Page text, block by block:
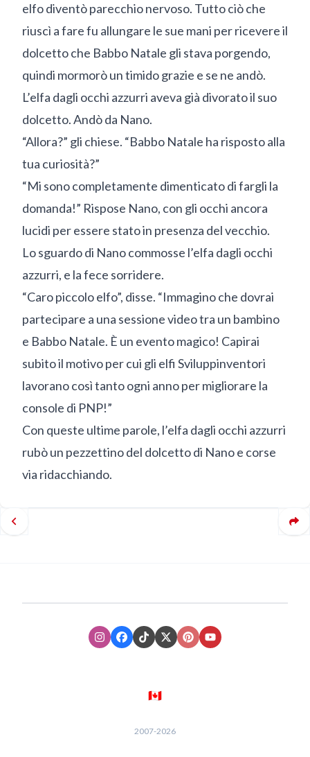
elfo diventò parecchio nervoso. Tutto ciò che
riuscì a fare fu allungare le sue mani per ricevere il
dolcetto che Babbo Natale gli stava porgendo,
quindi mormorò un timido grazie e se ne andò.
L’elfa dagli occhi azzurri aveva già divorato il suo
dolcetto. Andò da Nano.
“Allora?” gli chiese. “Babbo Natale ha risposto alla
tua curiosità?”
“Mi sono completamente dimenticato di fargli la
domanda!” Rispose Nano, con gli occhi ancora
lucidi per essere stato in presenza del vecchio.
Lo sguardo di Nano commosse l’elfa dagli occhi
azzurri, e la fece sorridere.
“Caro piccolo elfo”, disse. “Immagino che dovrai
partecipare a una sessione video tra un bambino
e Babbo Natale. È un evento magico! Capirai
subito il motivo per cui gli elfi Sviluppinventori
lavorano così tanto ogni anno per migliorare la
console di PNP!”
Con queste ultime parole, l’elfa dagli occhi azzurri
rubò un pezzettino del dolcetto di Nano e corse
via ridacchiando.
InstagramFacebook
TikTokXTwitter
PinterestYoutube
🇨🇦
2007-2026